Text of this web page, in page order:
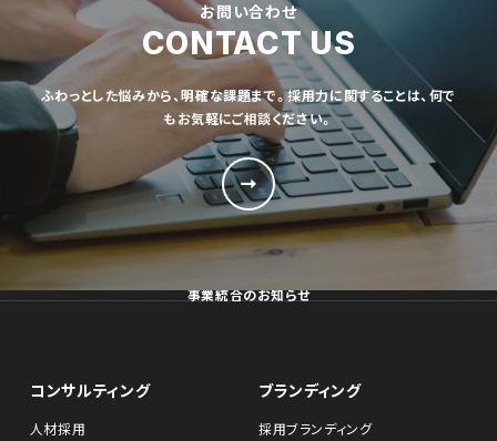
お問い合わせ
CONTACT US
ふわっとした悩みから、明確な課題まで。採用力に関することは、何で
もお気軽にご相談ください。
事業統合のお知らせ
コンサルティング
人材採用
ブランディング
採用ブランディング